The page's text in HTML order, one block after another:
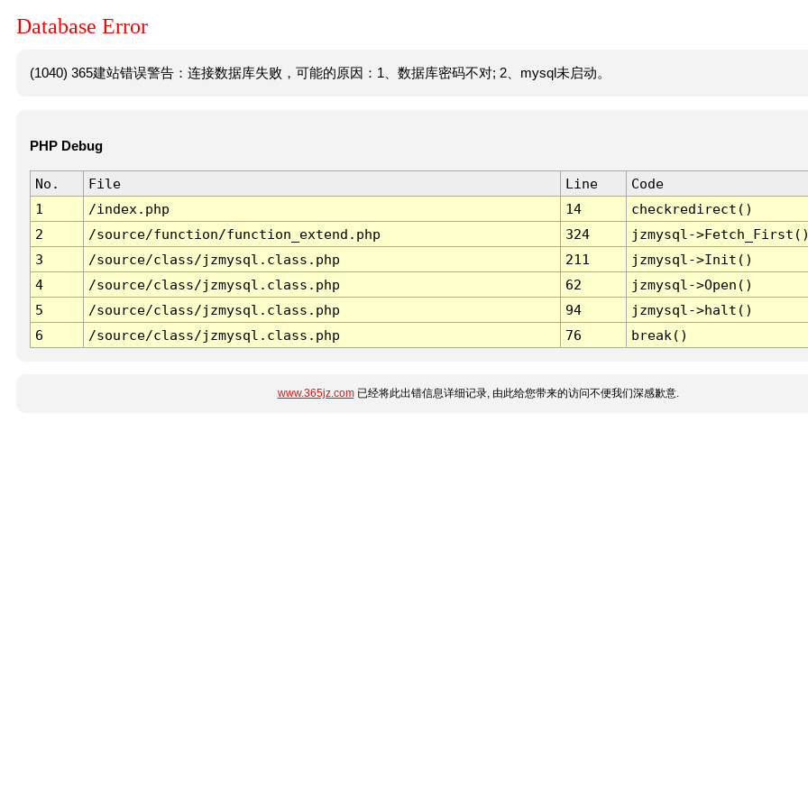
Database Error
(1040) 365建站错误警告：连接数据库失败，可能的原因：1、数据库密码不对; 2、mysql未启动。
PHP Debug
No. File Line
Code
1
/index.php 14
checkredirect()
2
/source/function/function_extend.php 324
jzmysql-
3
/source/class/jzmysql.class.php 211
jzmysql->Init()
4
/source/class/jzmysql.class.php 62
jzmysql->Open()
5
/source/class/jzmysql.class.php 94
jzmysql->halt()
6
/source/class/jzmysql.class.php 76 break()
www.365jz.com已经将此出错信息详细记录, 由此给您带来的访问不便我们深感歉意.